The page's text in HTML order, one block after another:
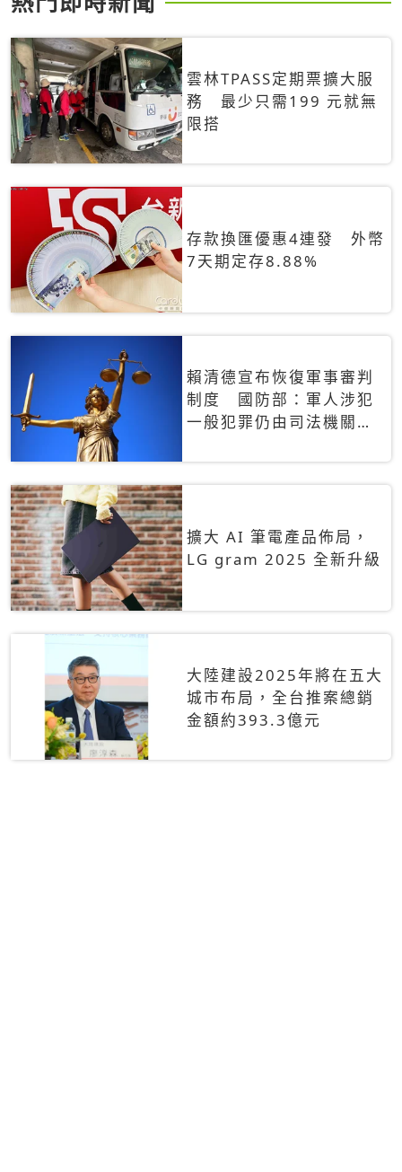
雲林TPASS定期票擴大服
務 最少只需199 元就無
限搭
存款換匯優惠4連發 外幣
7天期定存8.88%
賴清德宣布恢復軍事審判
制度 國防部：軍人涉犯
一般犯罪仍由司法機關辦
擴大 AI 筆電產品佈局，
LG gram 2025 全新升級
大陸建設2025年將在五大
城市布局，全台推案總銷
金額約393.3億元